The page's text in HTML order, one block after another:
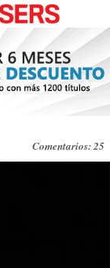
Comentarios: 25